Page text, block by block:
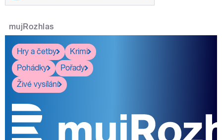
mujRozhlas
Hry a četby
Krimi
Pohádky
Pořady
Živé vysílání